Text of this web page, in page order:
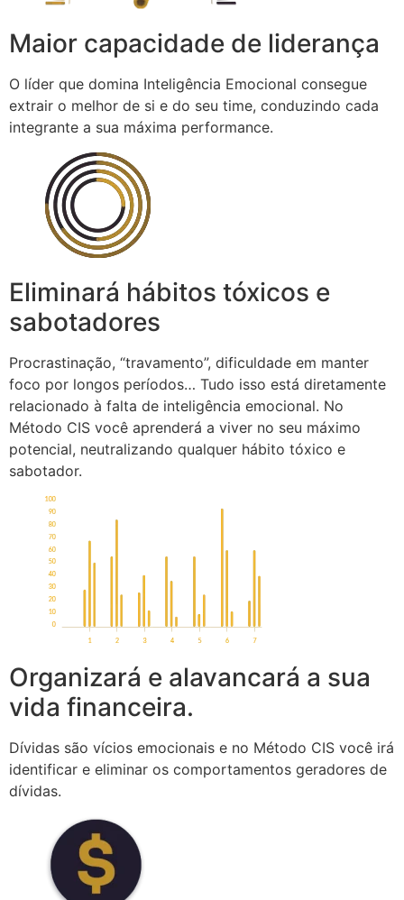
Maior capacidade de liderança
O líder que domina Inteligência Emocional consegue
extrair o melhor de si e do seu time, conduzindo cada
integrante a sua máxima performance.
Eliminará hábitos tóxicos e
sabotadores
Procrastinação, “travamento”, dificuldade em manter
foco por longos períodos… Tudo isso está diretamente
relacionado à falta de inteligência emocional. No
Método CIS você aprenderá a viver no seu máximo
potencial, neutralizando qualquer hábito tóxico e
sabotador.
Organizará e alavancará a sua
vida financeira.
Dívidas são vícios emocionais e no Método CIS você irá
identificar e eliminar os comportamentos geradores de
dívidas.